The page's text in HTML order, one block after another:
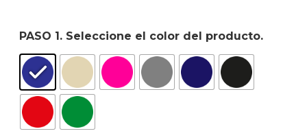
PASO 1. Seleccione el color del producto.